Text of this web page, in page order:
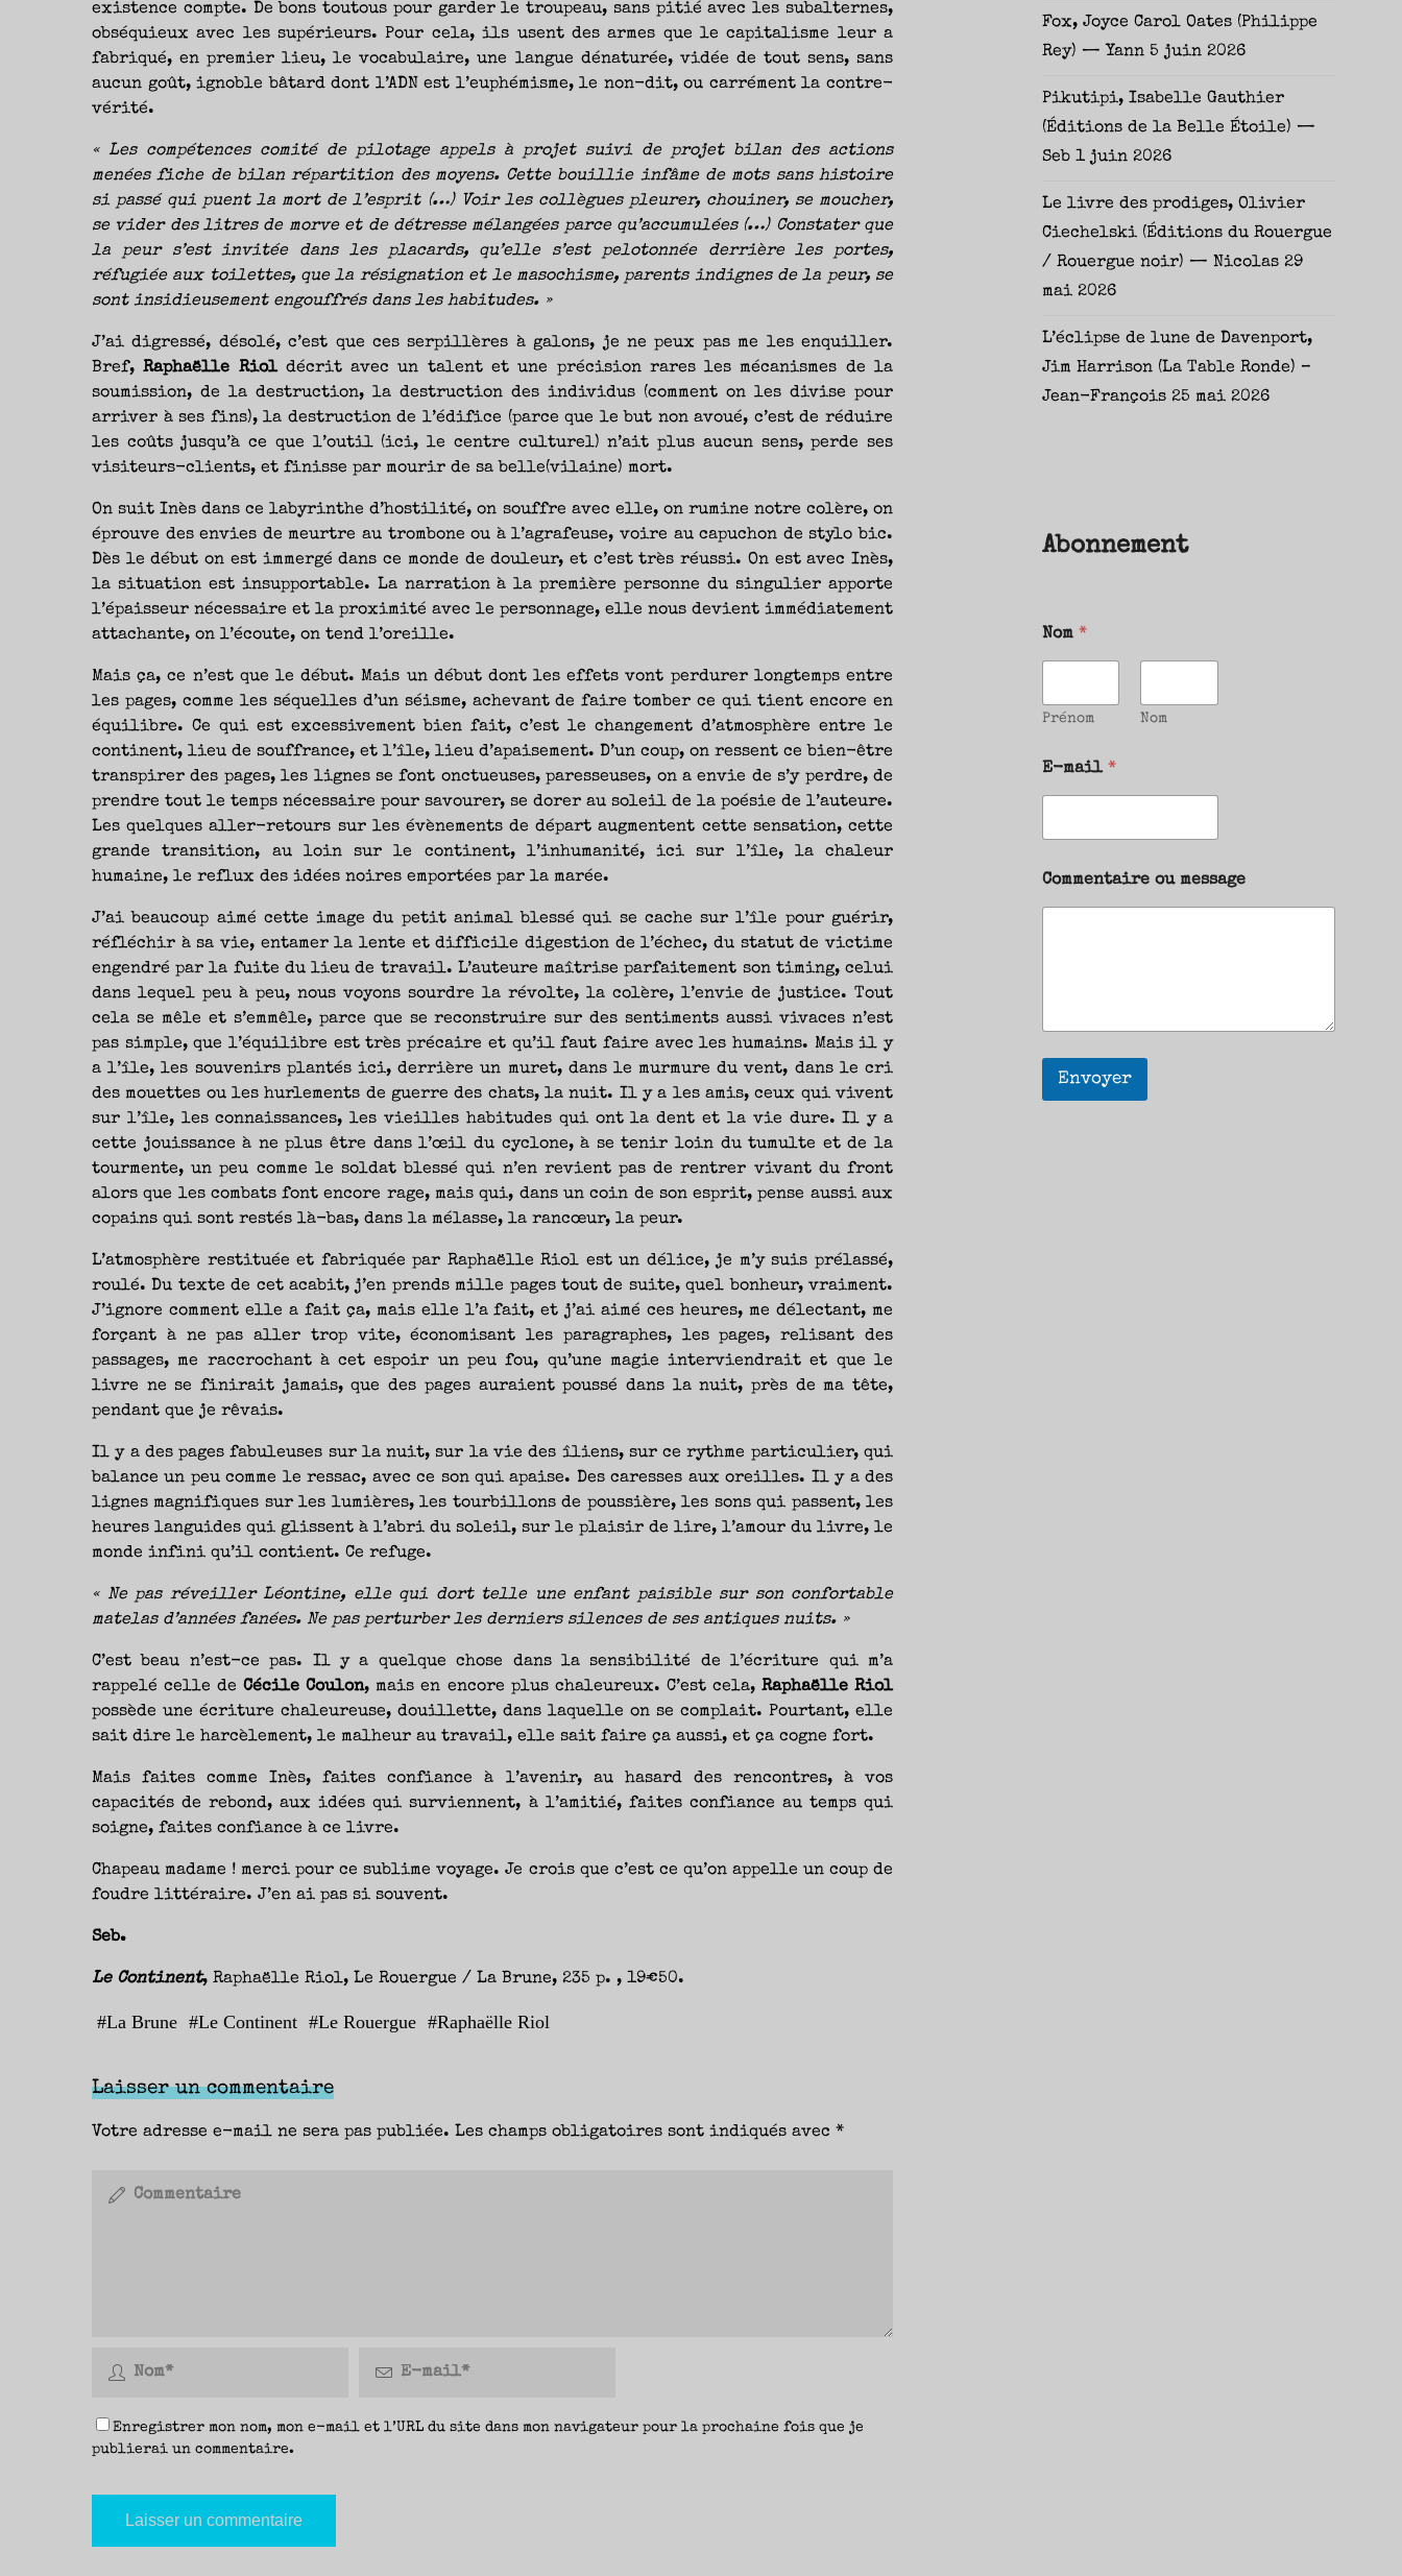
existence compte. De bons toutous pour garder le troupeau, sans pitié avec les subalternes,
obséquieux avec les supérieurs. Pour cela, ils usent des armes que le capitalisme leur a
fabriqué, en premier lieu, le vocabulaire, une langue dénaturée, vidée de tout sens, sans
aucun goût, ignoble bâtard dont l’ADN est l’euphémisme, le non-dit, ou carrément la contre-
vérité.
« Les compétences comité de pilotage appels à projet suivi de projet bilan des actions
menées fiche de bilan répartition des moyens. Cette bouillie infâme de mots sans histoire
si passé qui puent la mort de l’esprit (…) Voir les collègues pleurer, chouiner, se moucher,
se vider des litres de morve et de détresse mélangées parce qu’accumulées (…) Constater que
la peur s’est invitée dans les placards, qu’elle s’est pelotonnée derrière les portes,
réfugiée aux toilettes, que la résignation et le masochisme, parents indignes de la peur, se
sont insidieusement engouffrés dans les habitudes. »
J’ai digressé, désolé, c’est que ces serpillères à galons, je ne peux pas me les enquiller.
Bref,Raphaëlle Rioldécrit avec un talent et une précision rares les mécanismes de la
soumission, de la destruction, la destruction des individus (comment on les divise pour
arriver à ses fins), la destruction de l’édifice (parce que le but non avoué, c’est de réduire
les coûts jusqu’à ce que l’outil (ici, le centre culturel) n’ait plus aucun sens, perde ses
visiteurs-clients, et finisse par mourir de sa belle(vilaine) mort.
On suit Inès dans ce labyrinthe d’hostilité, on souffre avec elle, on rumine notre colère, on
éprouve des envies de meurtre au trombone ou à l’agrafeuse, voire au capuchon de stylo bic.
Dès le début on est immergé dans ce monde de douleur, et c’est très réussi. On est avec Inès,
la situation est insupportable. La narration à la première personne du singulier apporte
l’épaisseur nécessaire et la proximité avec le personnage, elle nous devient immédiatement
attachante, on l’écoute, on tend l’oreille.
Mais ça, ce n’est que le début. Mais un début dont les effets vont perdurer longtemps entre
les pages, comme les séquelles d’un séisme, achevant de faire tomber ce qui tient encore en
équilibre. Ce qui est excessivement bien fait, c’est le changement d’atmosphère entre le
continent, lieu de souffrance, et l’île, lieu d’apaisement. D’un coup, on ressent ce bien-être
transpirer des pages, les lignes se font onctueuses, paresseuses, on a envie de s’y perdre, de
prendre tout le temps nécessaire pour savourer, se dorer au soleil de la poésie de l’auteure.
Les quelques aller-retours sur les évènements de départ augmentent cette sensation, cette
grande transition, au loin sur le continent, l’inhumanité, ici sur l’île, la chaleur
humaine, le reflux des idées noires emportées par la marée.
J’ai beaucoup aimé cette image du petit animal blessé qui se cache sur l’île pour guérir,
réfléchir à sa vie, entamer la lente et difficile digestion de l’échec, du statut de victime
engendré par la fuite du lieu de travail. L’auteure maîtrise parfaitement son timing, celui
dans lequel peu à peu, nous voyons sourdre la révolte, la colère, l’envie de justice. Tout
cela se mêle et s’emmêle, parce que se reconstruire sur des sentiments aussi vivaces n’est
pas simple, que l’équilibre est très précaire et qu’il faut faire avec les humains. Mais il y
a l’île, les souvenirs plantés ici, derrière un muret, dans le murmure du vent, dans le cri
des mouettes ou les hurlements de guerre des chats, la nuit. Il y a les amis, ceux qui vivent
sur l’île, les connaissances, les vieilles habitudes qui ont la dent et la vie dure. Il y a
cette jouissance à ne plus être dans l’œil du cyclone, à se tenir loin du tumulte et de la
tourmente, un peu comme le soldat blessé qui n’en revient pas de rentrer vivant du front
alors que les combats font encore rage, mais qui, dans un coin de son esprit, pense aussi aux
copains qui sont restés là-bas, dans la mélasse, la rancœur, la peur.
L’atmosphère restituée et fabriquée par Raphaëlle Riol est un délice, je m’y suis prélassé,
roulé. Du texte de cet acabit, j’en prends mille pages tout de suite, quel bonheur, vraiment.
J’ignore comment elle a fait ça, mais elle l’a fait, et j’ai aimé ces heures, me délectant, me
forçant à ne pas aller trop vite, économisant les paragraphes, les pages, relisant des
passages, me raccrochant à cet espoir un peu fou, qu’une magie interviendrait et que le
livre ne se finirait jamais, que des pages auraient poussé dans la nuit, près de ma tête,
pendant que je rêvais.
Il y a des pages fabuleuses sur la nuit, sur la vie des îliens, sur ce rythme particulier, qui
balance un peu comme le ressac, avec ce son qui apaise. Des caresses aux oreilles. Il y a des
lignes magnifiques sur les lumières, les tourbillons de poussière, les sons qui passent, les
heures languides qui glissent à l’abri du soleil, sur le plaisir de lire, l’amour du livre, le
monde infini qu’il contient. Ce refuge.
« Ne pas réveiller Léontine, elle qui dort telle une enfant paisible sur son confortable
matelas d’années fanées. Ne pas perturber les derniers silences de ses antiques nuits. »
C’est beau n’est-ce pas. Il y a quelque chose dans la sensibilité de l’écriture qui m’a
rappelé celle deCécile Coulon, mais en encore plus chaleureux. C’est cela, Raphaëlle Riol
possède une écriture chaleureuse, douillette, dans laquelle on se complait. Pourtant, elle
sait dire le harcèlement, le malheur au travail, elle sait faire ça aussi, et ça cogne fort.
Mais faites comme Inès, faites confiance à l’avenir, au hasard des rencontres, à vos
capacités de rebond, aux idées qui surviennent, à l’amitié, faites confiance au temps qui
soigne, faites confiance à ce livre.
Chapeau madame ! merci pour ce sublime voyage. Je crois que c’est ce qu’on appelle un coup de
foudre littéraire. J’en ai pas si souvent.
Seb.
Le Continent, Raphaëlle Riol, Le Rouergue / La Brune, 235 p. , 19€50.
#La Brune #Le Continent #Le Rouergue #Raphaëlle Riol
Laisser un commentaire
Votre adresse e-mail ne sera pas publiée. Les champs obligatoires sont indiqués avec *
Enregistrer mon nom, mon e-mail et l’URL du site dans mon navigateur pour la prochaine fois que je
publierai un commentaire.
Fox, Joyce Carol Oates (Philippe
Rey) — Yann 5 juin 2026
Pikutipi, Isabelle Gauthier
(Éditions de la Belle Étoile) —
Seb 1 juin 2026
Le livre des prodiges, Olivier
Ciechelski (Éditions du Rouergue
/ Rouergue noir) — Nicolas 29
mai 2026
L’éclipse de lune de Davenport,
Jim Harrison (La Table Ronde) –
Jean-François 25 mai 2026
Abonnement
Nom *
Prénom Nom
E-mail *
Commentaire ou message
Envoyer